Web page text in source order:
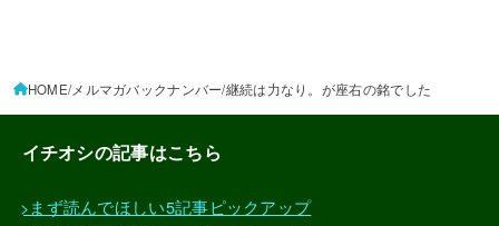
HOME メルマガバックナンバー 継続は力なり。が座右の銘でした
イチオシの記事はこちら
>まず読んでほしい5記事ピックアップ